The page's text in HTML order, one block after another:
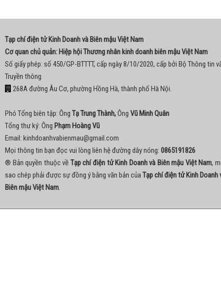
Tạp chí điện tử Kinh Doanh và Biên mậu Việt Nam
Cơ quan chủ quản: Hiệp hội Thương nhân kinh doanh biên mậu Việt Nam
Số giấy phép: số 450/GP-BTTTT, cấp ngày 8/10/2020, cấp bởi Bộ Thông tin
Truyền thông
268A đường Âu Cơ, phường Hồng Hà, thành phố Hà Nội.
Phó Tổng biên tập: Ông Tạ Trung Thành,Ông Vũ Minh Quân
Tổng thư ký: Ông Phạm Hoàng Vũ
Email: kinhdoanhvabienmau@gmail.com
Mọi thông tin bạn đọc vui lòng liên hệ đường dây nóng: 0865191826
® Bản quyền thuộc về Tạp chí điện tử Kinh Doanh và Biên mậu Việt Nam,
sao chép phải được sự đồng ý bằng văn bản củaTạp chí điện tử Kinh Doanh
Biên mậu Việt Nam.